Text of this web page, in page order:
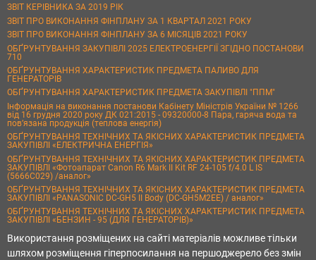
ЗВІТ КЕРІВНИКА ЗА 2019 РІК
ЗВІТ ПРО ВИКОНАННЯ ФІНПЛАНУ ЗА 1 КВАРТАЛ 2021 РОКУ
ЗВІТ ПРО ВИКОНАННЯ ФІНПЛАНУ ЗА 6 МІСЯЦІВ 2021 РОКУ
ОБҐРУНТУВАННЯ ЗАКУПІВЛІ 2025 ЕЛЕКТРОЕНЕРГІЇ ЗГІДНО ПОСТАНОВИ
710
ОБҐРУНТУВАННЯ ХАРАКТЕРИСТИК ПРЕДМЕТА ПАЛИВО ДЛЯ
ГЕНЕРАТОРІВ
ОБҐРУНТУВАННЯ ХАРАКТЕРИСТИК ПРЕДМЕТА ЗАКУПІВЛІ "ППМ"
Інформація на виконання постанови Кабінету Міністрів України № 1266
від 16 грудня 2020 року ДК 021:2015 - 09320000-8 Пара, гаряча вода та
пов’язана продукція (теплова енергія)
ОБҐРУНТУВАННЯ ТЕХНІЧНИХ ТА ЯКІСНИХ ХАРАКТЕРИСТИК ПРЕДМЕТА
ЗАКУПІВЛІ «ЕЛЕКТРИЧНА ЕНЕРГІЯ»
ОБҐРУНТУВАННЯ ТЕХНІЧНИХ ТА ЯКІСНИХ ХАРАКТЕРИСТИК ПРЕДМЕТА
ЗАКУПІВЛІ «Фотоапарат Canon R6 Mark II Kit RF 24-105 f/4.0 L IS
(5666C029) /аналог»
ОБҐРУНТУВАННЯ ТЕХНІЧНИХ ТА ЯКІСНИХ ХАРАКТЕРИСТИК ПРЕДМЕТА
ЗАКУПІВЛІ «PANASONIC DC-GH5 II Body (DC-GH5M2EE) / аналог»
ОБҐРУНТУВАННЯ ТЕХНІЧНИХ ТА ЯКІСНИХ ХАРАКТЕРИСТИК ПРЕДМЕТА
ЗАКУПІВЛІ «БЕНЗИН - 95 (ДЛЯ ГЕНЕРАТОРІВ)»
Використання розміщених на сайті матеріалів можливе тільки
шляхом розміщення гіперпосилання на першоджерело без змін